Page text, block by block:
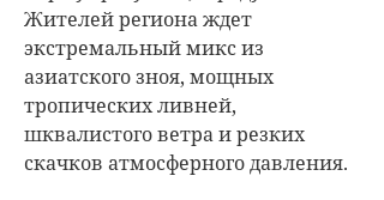
Жителей региона ждет
экстремальный микс из
азиатского зноя, мощных
тропических ливней,
шквалистого ветра и резких
скачков атмосферного давления.